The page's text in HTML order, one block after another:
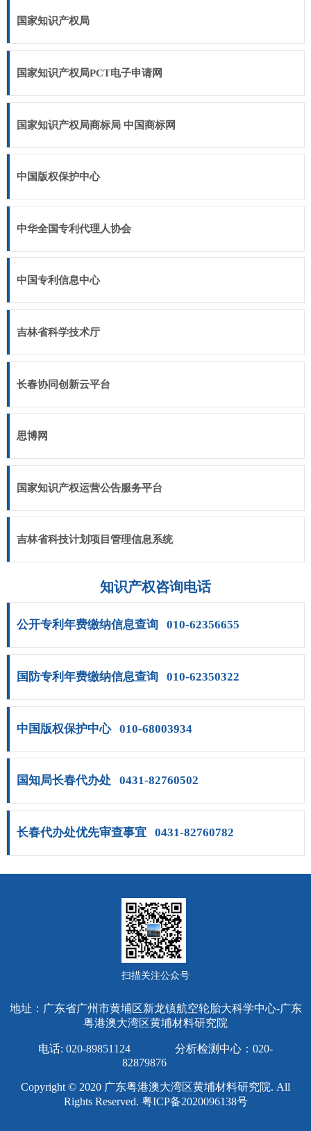
国家知识产权局
国家知识产权局PCT电子申请网
国家知识产权局商标局 中国商标网
中国版权保护中心
中华全国专利代理人协会
中国专利信息中心
吉林省科学技术厅
长春协同创新云平台
思博网
国家知识产权运营公告服务平台
吉林省科技计划项目管理信息系统
知识产权咨询电话
公开专利年费缴纳信息查询 010-62356655
国防专利年费缴纳信息查询 010-62350322
中国版权保护中心 010-68003934
国知局长春代办处 0431-82760502
长春代办处优先审查事宜 0431-82760782
扫描关注公众号
地址：广东省广州市黄埔区新龙镇航空轮胎大科学中心-广东
粤港澳大湾区黄埔材料研究院
电话: 020-89851124 分析检测中心：020-
82879876
Copyright © 2020 广东粤港澳大湾区黄埔材料研究院. All
Rights Reserved. 粤ICP备2020096138号